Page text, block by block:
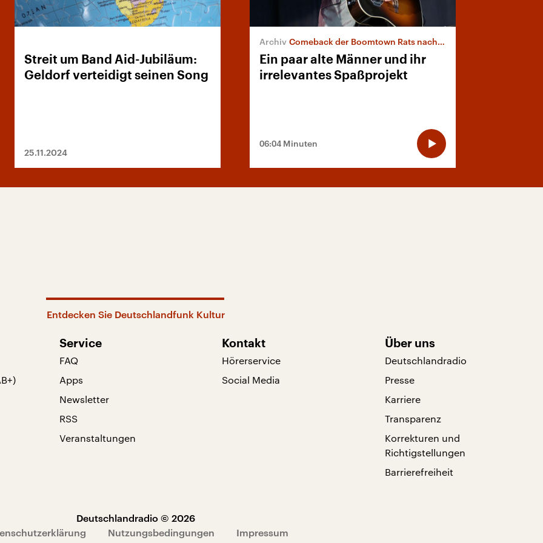
Streit um Band Aid-Jubiläum:
Geldorf verteidigt seinen Song
25.11.2024
Comeback der Boomtown Rats nach 36 Jahren
Ein paar alte Männer und ihr
irrelevantes Spaßprojekt
06:04 Minuten
Entdecken Sie Deutschlandfunk Kultur
Service
FAQ
Apps
Newsletter
RSS
Veranstaltungen
Kontakt
Hörerservice
Social Media
Über uns
Deutschlandradio
Presse
Karriere
Transparenz
Korrekturen und
Richtigstellungen
Barrierefreiheit
Deutschlandradio © 2026
Nutzungsbedingungen
Impressum